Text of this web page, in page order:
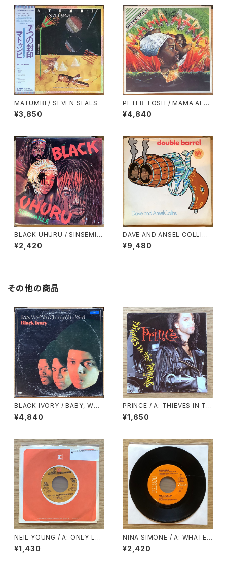
MATUMBI / SEVEN SEALS
¥3,850
PETER TOSH / MAMA AFRI
CA
¥4,840
BLACK UHURU / SINSEMIL
LA
¥2,420
DAVE AND ANSEL COLLINS
/ DOUBLE BARREL
¥9,480
その他の商品
BLACK IVORY / BABY, WO
N’T YOU CHANGE YOUR MI
ND
¥4,840
PRINCE / A: THIEVES IN TH
E TEMPLE / B: THIEVES IN
THE TEMPLE PERT Ⅱ
¥1,650
NEIL YOUNG / A: ONLY LO
VE CAN BREAK YOUR HEAR
T / B: BIRDS
¥1,430
NINA SIMONE / A: WHATEV
ER I AM (YOU MADE ME) /
B: WHY MUST YOUR LOVE
¥2,420